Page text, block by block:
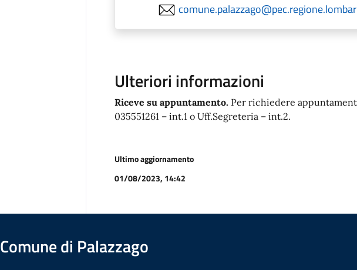
Ulteriori informazioni
Riceve su appuntamento. Per richiedere
035551261 – int.1 o Uff.Segreteria – int.2.
Ultimo aggiornamento
01/08/2023, 14:42
Comune di Palazzago